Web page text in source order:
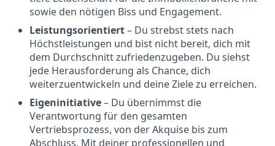
sowie den nötigen Biss und Engagement.
Leistungsorientiert– Du strebst stets nach
Höchstleistungen und bist nicht bereit, dich mit
dem Durchschnitt zufriedenzugeben. Du siehst
jede Herausforderung als Chance, dich
weiterzuentwickeln und deine Ziele zu erreichen.
Eigeninitiative– Du übernimmst die
Verantwortung für den gesamten
Vertriebsprozess, von der Akquise bis zum
Abschluss. Mit deiner professionellen und